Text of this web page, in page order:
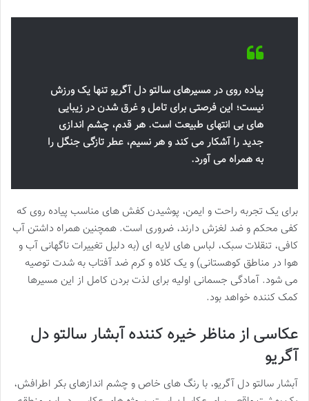
پیاده روی در مسیرهای سالتو دل آگریو تنها یک ورزش
نیست؛ این فرصتی برای تامل و غرق شدن در زیبایی
های بی انتهای طبیعت است. هر قدم، چشم اندازی
جدید را آشکار می کند و هر نسیم، عطر تازگی جنگل را
به همراه می آورد.
برای یک تجربه راحت و ایمن، پوشیدن کفش های مناسب پیاده روی که
کفی محکم و ضد لغزش دارند، ضروری است. همچنین همراه داشتن آب
کافی، تنقلات سبک، لباس های لایه ای (به دلیل تغییرات ناگهانی آب و
هوا در مناطق کوهستانی) و یک کلاه و کرم ضد آفتاب به شدت توصیه
می شود. آمادگی جسمانی اولیه برای لذت بردن کامل از این مسیرها
کمک کننده خواهد بود.
عکاسی از مناظر خیره کننده آبشار سالتو دل
آگریو
آبشار سالتو دل آگریو، با رنگ های خاص و چشم اندازهای بکر اطرافش،